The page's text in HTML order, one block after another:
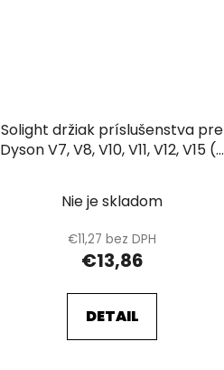
Solight držiak príslušenstva pre
Dyson V7, V8, V10, V11, V12, V15 (2
Nie je skladom
€11,27 bez DPH
€13,86
DETAIL